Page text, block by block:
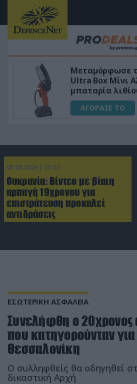
«Μαγική»
για αύξηση της
ΑΓΟΡΑΣΕ ΤΟ
08.08.2026 | 21:02
Ουκρανία: Βίντεο με βίαιη
αρπαγή 19χρονου για
επιστράτευση προκαλεί
αντιδράσεις
ΕΣΩΤΕΡΙΚΗ ΑΣΦΑΛΕΙΑ
Συνελήφθη ο 20χρονος
που κατηγορούνταν
Θεσσαλονίκη
Ο συλληφθείς θα οδηγηθεί
δικαστική Αρχή